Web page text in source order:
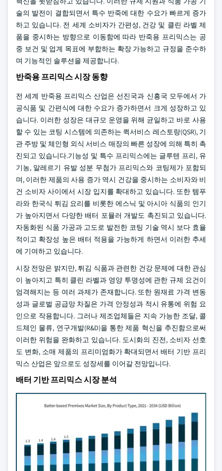
술의 발전이 결합되면서 특수 반죽에 대한 수요가 빠르게 증가
하고 있습니다. 전 세계 소비자가 간편성, 건강 및 클린 라벨 제
품을 중시하는 방향으로 이동함에 따라 반죽용 프리믹스는 공
중 보건 및 업계 목표에 부합하는 확장 가능하고 규정을 준수하
며 기능적인 솔루션을 제공합니다.
반죽용 프리믹스 시장 동향
전 세계 반죽용 프리믹스 산업은 선진국과 신흥국 모두에서 가
공식품 및 간편식에 대한 수요가 증가하면서 크게 성장하고 있
습니다. 이러한 성장은 대규모 운영을 위해 균일하고 바로 사용
할 수 있는 코팅 시스템에 의존하는 퀵서비스 레스토랑(QSR), 기
관 주방 및 체인형 외식 서비스 매장의 빠른 성장에 의해 특히 촉
진되고 있습니다.기능성 및 특수 프리믹스에는 글루텐 프리, 유
기농, 알레르기 유발 성분 무첨가 프리믹스와 코팅제가 포함되
며, 이러한 제품의 사용 증가 역시 건강을 중시하는 소비자와 비
건 소비자 사이에서 시장 입지를 확대하고 있습니다. 또한 템푸
라와 한국식 튀김 요리를 비롯한 에스닉 및 아시아 식품의 인기
가 높아지면서 다양한 배터 포뮬러 개발도 촉진되고 있습니다.
자동화된 식품 가공과 고도로 발전한 코팅 기술 역시 보다 효율
적이고 확장성 높은 배터 적용을 가능하게 하면서 이러한 추세
에 기여하고 있습니다.
시장 전망은 밝지만, 튀김 식품과 관련한 건강 문제에 대한 관심
이 높아지고 특히 클린 라벨과 영양 투명성에 관한 규제 요건이
엄격해지는 등 여러 과제가 존재합니다. 또한 원재료 가격 변동
성과 글로벌 공급망 차질은 가격 안정성과 적시 유통에 위험 요
인으로 작용합니다. 그러나 제조업체들은 지속 가능한 조달, 콜
드체인 물류, 연구개발(R&D)을 통한 제품 혁신을 추진함으로써
이러한 위험을 완화하고 있습니다. 도시화의 진전, 소비자 선호
도 변화, 소매 제품의 프리미엄화가 확대되면서 배터 기반 프리
믹스 산업은 앞으로도 성장세를 이어갈 전망입니다.
배터 기반 프리믹스 시장 분석